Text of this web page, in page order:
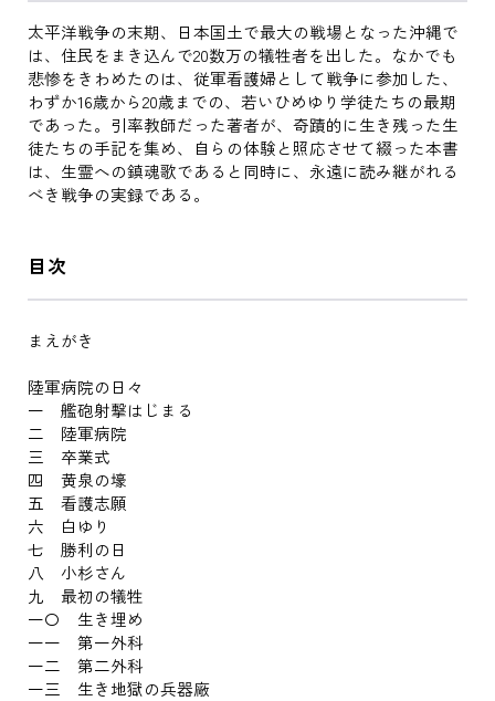
太平洋戦争の末期、日本国土で最大の戦場となった沖縄で
は、住民をまき込んで20数万の犠牲者を出した。なかでも
悲惨をきわめたのは、従軍看護婦として戦争に参加した、
わずか16歳から20歳までの、若いひめゆり学徒たちの最期
であった。引率教師だった著者が、奇蹟的に生き残った生
徒たちの手記を集め、自らの体験と照応させて綴った本書
は、生霊への鎮魂歌であると同時に、永遠に読み継がれる
べき戦争の実録である。
目次
まえがき
陸軍病院の日々
一 艦砲射撃はじまる
二 陸軍病院
三 卒業式
四 黄泉の壕
五 看護志願
六 白ゆり
七 勝利の日
八 小杉さん
九 最初の犠牲
一〇 生き埋め
一一 第一外科
一二 第二外科
一三 生き地獄の兵器廠